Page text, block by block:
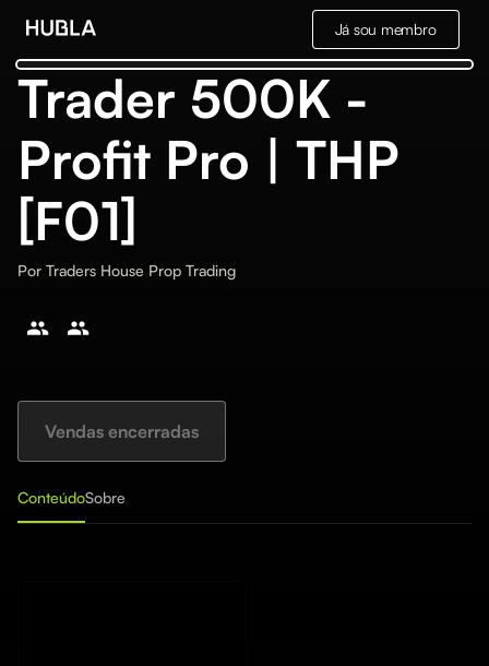
Já sou membro
Trader 500K -
Profit Pro | THP
[F01]
Por Traders House Prop Trading
Vendas encerradas
ConteúdoSobre